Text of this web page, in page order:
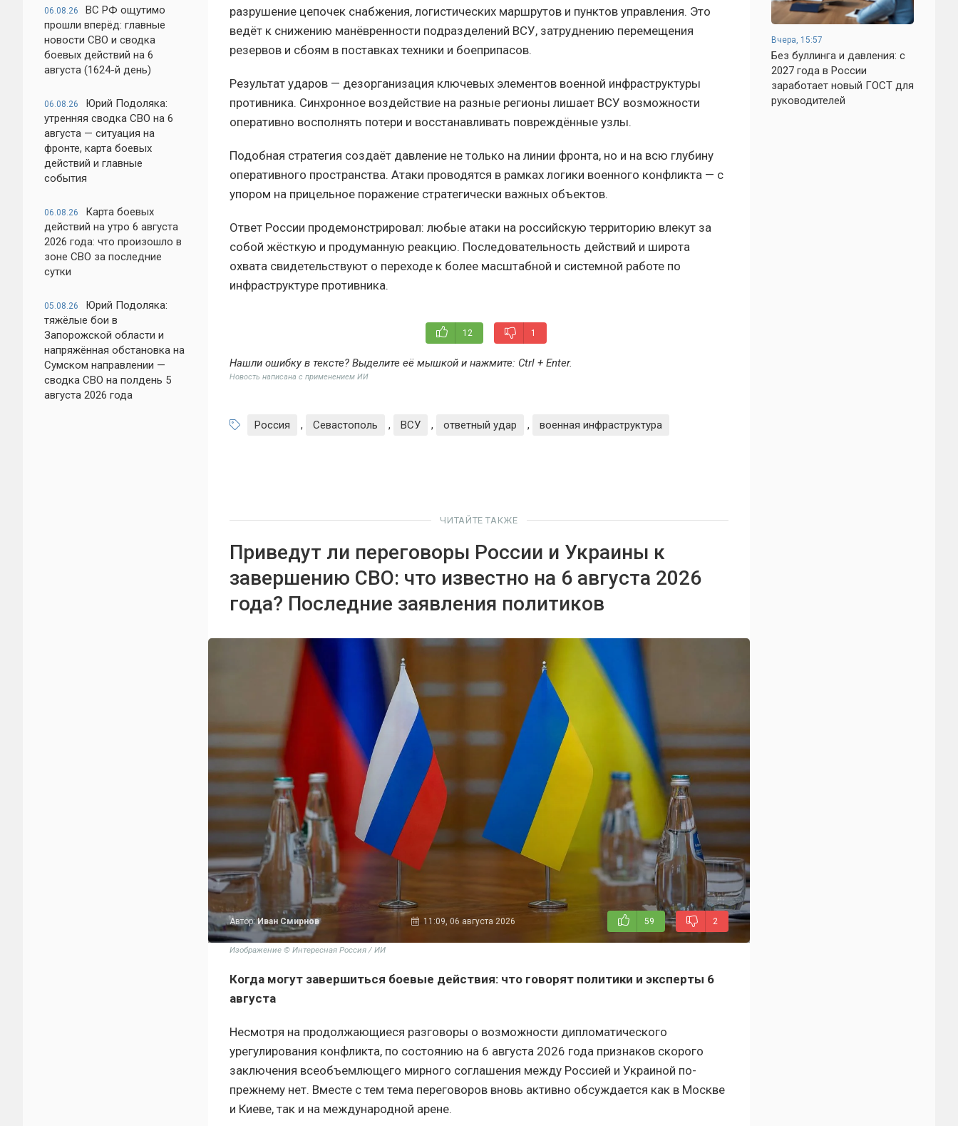
06.08.26
ВС РФ ощутимо
прошли вперёд: главные
новости СВО и сводка
боевых действий на 6
августа (1624-й день)
06.08.26
Юрий Подоляка:
утренняя сводка СВО на 6
августа — ситуация на
фронте, карта боевых
действий и главные
события
06.08.26
Карта боевых
действий на утро 6 августа
2026 года: что произошло в
зоне СВО за последние
сутки
05.08.26
Юрий Подоляка:
тяжёлые бои в
Запорожской области и
напряжённая обстановка на
Сумском направлении —
сводка СВО на полдень 5
августа 2026 года
разрушение цепочек снабжения, логистических маршрутов и пунктов управления. Это
ведёт к снижению манёвренности подразделений ВСУ, затруднению перемещения
резервов и сбоям в поставках техники и боеприпасов.
Результат ударов — дезорганизация ключевых элементов военной инфраструктуры
противника. Синхронное воздействие на разные регионы лишает ВСУ возможности
оперативно восполнять потери и восстанавливать повреждённые узлы.
Подобная стратегия создаёт давление не только на линии фронта, но и на всю глубину
оперативного пространства. Атаки проводятся в рамках логики военного конфликта — с
упором на прицельное поражение стратегически важных объектов.
Ответ России продемонстрировал: любые атаки на российскую территорию влекут за
собой жёсткую и продуманную реакцию. Последовательность действий и широта
охвата свидетельствуют о переходе к более масштабной и системной работе по
инфраструктуре противника.
12 1
Нашли ошибку в тексте? Выделите её мышкой и нажмите: Ctrl + Enter.
Новость написана с применением ИИ
Россия , Севастополь , ВСУ , ответный удар , военная инфраструктура
ЧИТАЙТЕ ТАКЖЕ
Приведут ли переговоры России и Украины к
завершению СВО: что известно на 6 августа 2026
года? Последние заявления политиков
Автор:Иван Смирнов 11:09, 06 августа 2026 59 2
Изображение © Интересная Россия / ИИ
Когда могут завершиться боевые действия: что говорят политики и эксперты 6
августа
Несмотря на продолжающиеся разговоры о возможности дипломатического
урегулирования конфликта, по состоянию на 6 августа 2026 года признаков скорого
заключения всеобъемлющего мирного соглашения между Россией и Украиной по-
прежнему нет. Вместе с тем тема переговоров вновь активно обсуждается как в Москве
и Киеве, так и на международной арене.
Вчера, 15:57
Без буллинга и давления: с
2027 года в России
заработает новый ГОСТ для
руководителей